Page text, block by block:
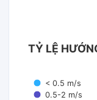
TỶ LỆ
< 0.5 m/s
0.5-2 m/s